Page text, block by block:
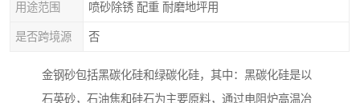
用途范围 喷砂除锈 配重 耐磨地坪用
是否跨境源 否
金钢砂包括黑碳化硅和绿碳化硅，其中：黑碳化硅是以
石英砂，石油焦和硅石为主要原料，通过电阻炉高温冶